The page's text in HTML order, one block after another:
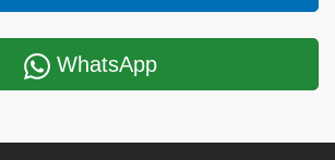
WhatsApp